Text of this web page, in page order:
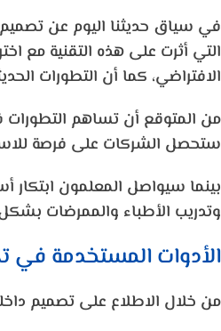
في سياق حديثنا اليوم عن تصميم
الافتراضي، كما أن التطورات
من المتوقع أن تساهم التطورات
ستحصل الشركات على فرصة
بينما سيواصل المعلمون ابتكار
وتدريب الأطباء والممرضات
الأدوات المستخدمة في
من خلال الاطلاع على تصميم